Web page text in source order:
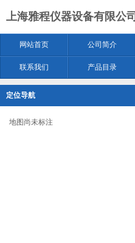
上海雅程仪器设备有限公司
网站首页 公司简介
联系我们 产品目录
定位导航
地图尚未标注